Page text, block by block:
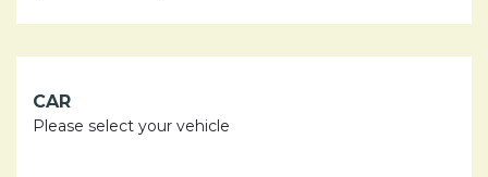
CAR
Please select your vehicle